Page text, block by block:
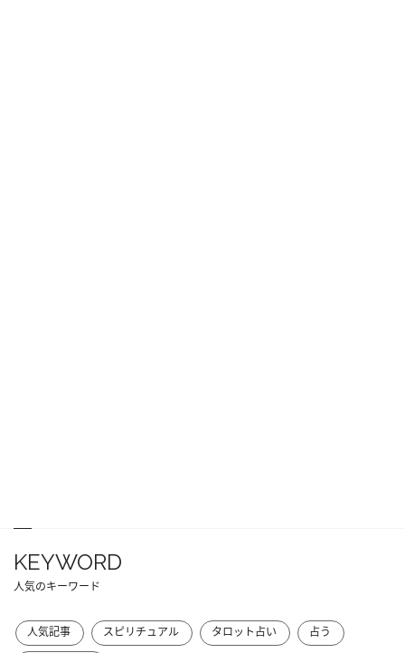
KEYWORD
人気のキーワード
人気記事 スピリチュアル タロット占い
占う